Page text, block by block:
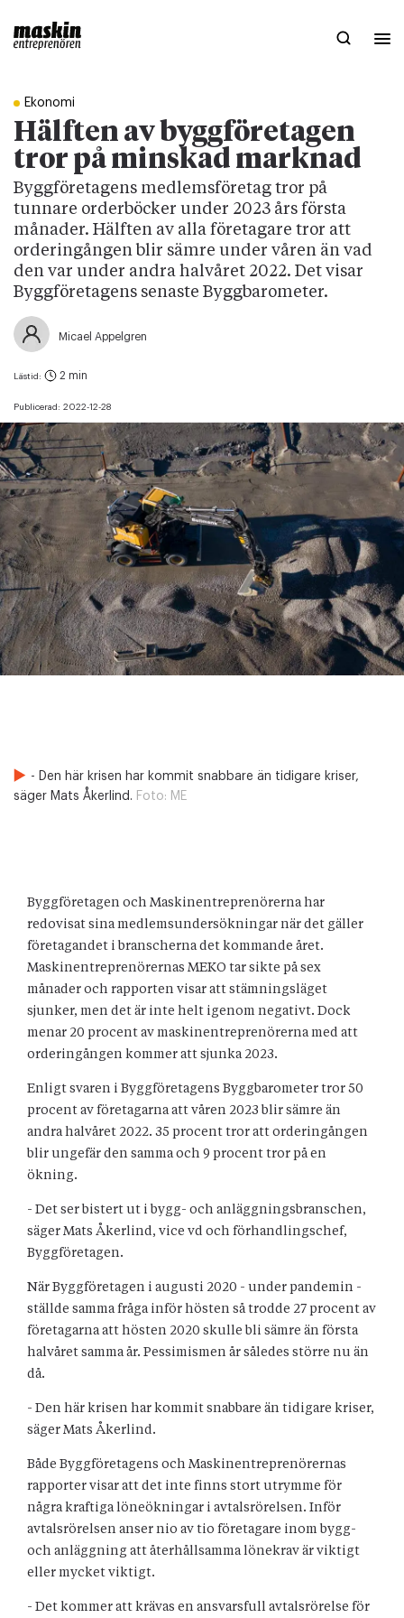
Ekonomi
Hälften av byggföretagen
tror på minskad marknad
Byggföretagens medlemsföretag tror på
tunnare orderböcker under 2023 års första
månader. Hälften av alla företagare tror att
orderingången blir sämre under våren än vad
den var under andra halvåret 2022. Det visar
Byggföretagens senaste Byggbarometer.
Micael Appelgren
Publicerad: 2022-12-28
Lästid: 2 min
- Den här krisen har kommit snabbare än tidigare kriser,
säger Mats Åkerlind. Foto: ME
Byggföretagen och Maskinentreprenörerna har
redovisat sina medlemsundersökningar när det gäller
företagandet i branscherna det kommande året.
Maskinentreprenörernas MEKO tar sikte på sex
månader och rapporten visar att stämningsläget
sjunker, men det är inte helt igenom negativt. Dock
menar 20 procent av maskinentreprenörerna med att
orderingången kommer att sjunka 2023.
Enligt svaren i Byggföretagens Byggbarometer tror 50
procent av företagarna att våren 2023 blir sämre än
andra halvåret 2022. 35 procent tror att orderingången
blir ungefär den samma och 9 procent tror på en
ökning.
- Det ser bistert ut i bygg- och anläggningsbranschen,
säger Mats Åkerlind, vice vd och förhandlingschef,
Byggföretagen.
När Byggföretagen i augusti 2020 - under pandemin -
ställde samma fråga inför hösten så trodde 27 procent av
företagarna att hösten 2020 skulle bli sämre än första
halvåret samma år. Pessimismen år således större nu än
då.
- Den här krisen har kommit snabbare än tidigare kriser,
säger Mats Åkerlind.
Både Byggföretagens och Maskinentreprenörernas
rapporter visar att det inte finns stort utrymme för
några kraftiga löneökningar i avtalsrörelsen. Inför
avtalsrörelsen anser nio av tio företagare inom bygg-
och anläggning att återhållsamma lönekrav är viktigt
eller mycket viktigt.
- Det kommer att krävas en ansvarsfull avtalsrörelse för